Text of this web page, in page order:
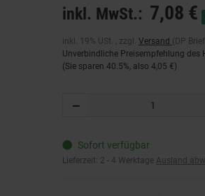
inkl. MwSt.: 7,08 €
inkl. 19% USt. , zzgl. Versand (DP
Unverbindliche Preisempfehlung des
(Sie sparen 40.5%, also 4,05 €)
Sofort verfügbar
Lieferzeit: 2 - 4 Werktage Ausland